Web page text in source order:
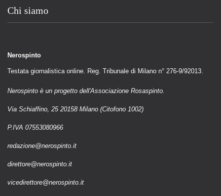
Chi siamo
Nerospinto
Testata giornalistica online. Reg. Tribunale di Milano n° 276-9/92013.
Nerospinto è un progetto dell'Associazione Rosaspinto.
Via Schiaffino, 25 20158 Milano (Citofono 1002)
P.IVA 07553080966
redazione@nerospinto.it
direttore@nerospinto.it
vicedirettore@nerospinto.it